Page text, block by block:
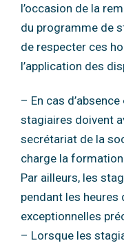
l’occasion de la
du programme de
de respecter ces
l’application des
– En cas
stagiaires doivent
secrétariat de la
charge la
Par ailleurs, les
pendant les heures
exceptionnelles
– Lorsque les